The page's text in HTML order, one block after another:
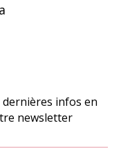
infos en
newsletter